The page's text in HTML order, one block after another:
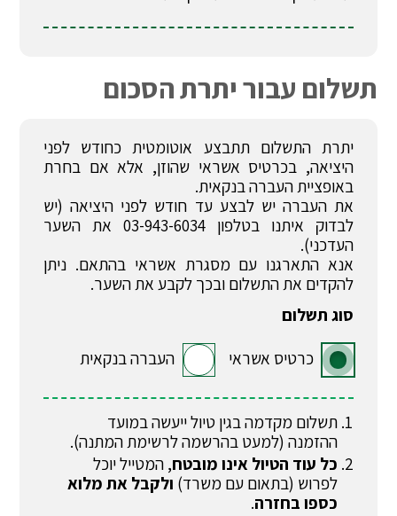
תשלום עבור יתרת הסכום
יתרת התשלום תתבצע אוטומטית כחודש לפני
היציאה, בכרטיס אשראי שהוזן, אלא אם בחרת
באופציית העברה בנקאית.
את העברה יש לבצע עד חודש לפני היציאה (יש
לבדוק איתנו בטלפון 03-943-6034 את השער
העדכני).
אנא התארגנו עם מסגרת אשראי בהתאם. ניתן
להקדים את התשלום ובכך לקבע את השער.
סוג תשלום
כרטיס אשראי
העברה בנקאית
תשלום מקדמה בגין טיול ייעשה במועד
ההזמנה (למעט בהרשמה לרשימת המתנה).
כל עוד הטיול אינו מובטח, המטייל יוכל
לפרוש (בתאום עם משרד) ולקבל את מלוא
כספו בחזרה.